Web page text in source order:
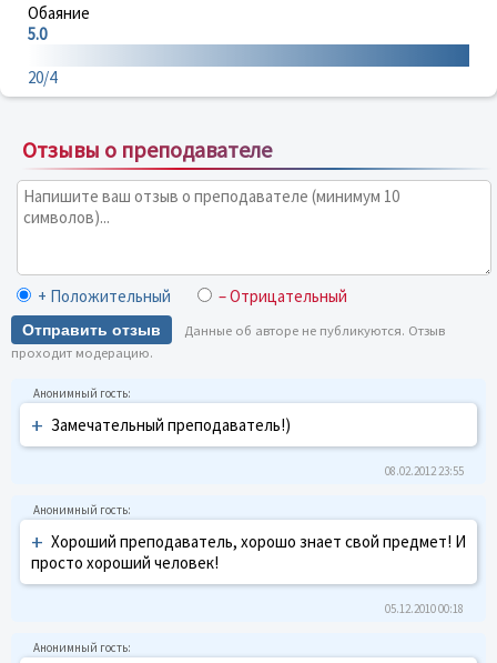
Обаяние
5.0
20/4
Отзывы о преподавателе
+ Положительный – Отрицательный
Отправить отзыв
Данные об авторе не публикуются. Отзыв
проходит модерацию.
+ Замечательный преподаватель!)
08.02.2012 23:55
+ Хороший преподаватель, хорошо знает свой предмет! И
просто хороший человек!
05.12.2010 00:18